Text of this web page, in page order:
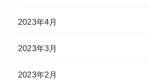
2023年4月
2023年3月
2023年2月